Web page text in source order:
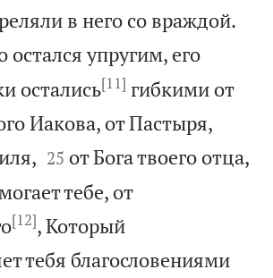
в него со враждой.
остался упругим, его
остались[11] гибкими от
Иакова, от Пастыря,


25 от Бога твоего отца,
тебе, от
[12], Который
тебя благословениями